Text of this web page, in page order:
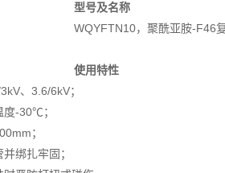
型号及名称
WQYFTN10，聚酰亚胺-F46
使用特性
、3.6/6kV；
度-30℃；
；
绑扎牢固；